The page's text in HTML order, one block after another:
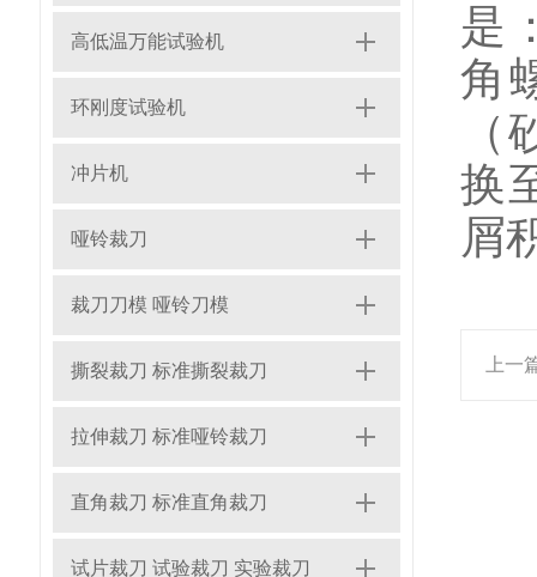
高低温万能试验机
环刚度试验机
冲片机
哑铃裁刀
裁刀刀模 哑铃刀模
撕裂裁刀 标准撕裂裁刀
拉伸裁刀 标准哑铃裁刀
直角裁刀 标准直角裁刀
试片裁刀 试验裁刀 实验裁刀
是
角
换
屑
上一